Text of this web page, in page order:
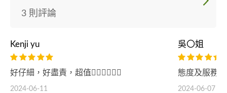
3 則評論
Kenji yu
好仔細，好盡責，超值👍🏻👍🏻👍🏻
2024-06-11
吳〇姐
態度及服務
2024-06-07